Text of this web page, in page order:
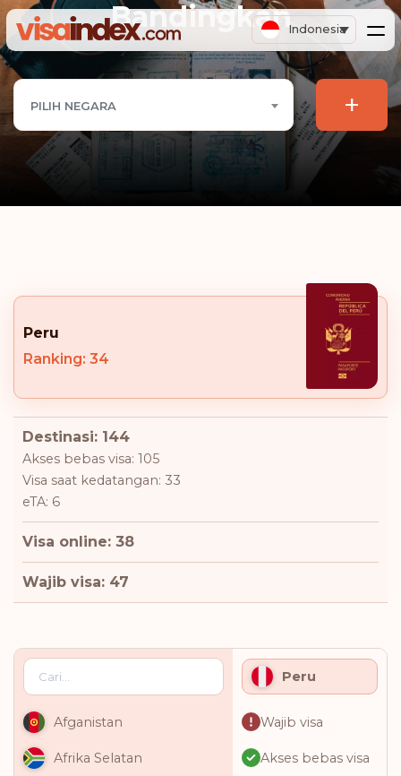
Indonesia
Bandingkan
PILIH NEGARA +
Peru
Ranking: 34
Destinasi: 144
Akses bebas visa: 105
Visa saat kedatangan: 33
eTA: 6
Visa online: 38
Wajib visa: 47
Peru
Afganistan Wajib visa
Afrika Selatan Akses bebas visa